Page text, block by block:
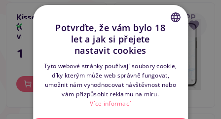
Kissen Raider
(Green), rabbit
vaginální vibrátor
1 695 Kč
Do košíku
Svakom Chika APP,
vaginální vibrátor
králíček
Skladem
1 889 Kč
Do košíku
ENGLISH
Potvrďte, že vám bylo 18
let a jak si přejete
nastavit cookies
Tyto webové stránky používají soubory cookie,
díky kterým může web správně fungovat,
umožnit nám vyhodnocovat návštěvnost nebo
vám přizpůsobit reklamu na míru.
Více informací